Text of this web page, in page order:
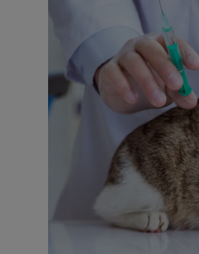
Magen-Darm-Probleme wie
Erbrechen
Gelenkprobleme